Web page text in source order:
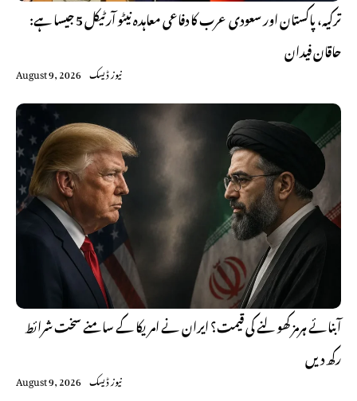
ترکیہ، پاکستان اور سعودی عرب کا دفاعی معاہدہ نیٹو آرٹیکل 5 جیسا ہے:
حاقان فیدان
August 9, 2026 نیوز ڈیسک
آبنائے ہرمز کھولنے کی قیمت؟ ایران نے امریکا کے سامنے سخت شرائط
رکھ دیں
August 9, 2026 نیوز ڈیسک